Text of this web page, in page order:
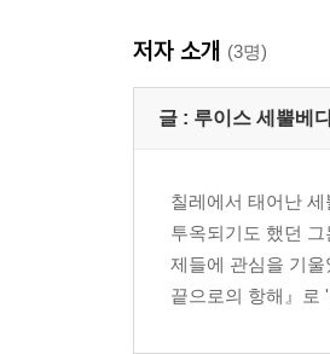
왕초 쥐와의 협상 95
수컷일까 암컷일까 105
진정한 행운아, 아포르뚜
선택된 인간, 시인 133
시인을 만나다 139
날아라, 아포르뚜나다
저자 소개 (3명)
글 : 루이스 세뿔베
칠레에서 태어난
투옥되기도 했던
제들에 관심을 기
끝으로의 항해』로